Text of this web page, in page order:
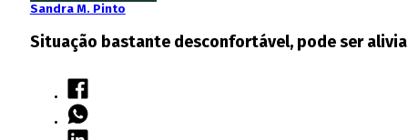
Sandra M. Pinto
Situação bastante desconfortável, pode ser